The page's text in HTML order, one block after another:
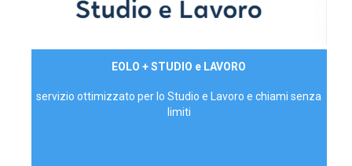
EOLO + STUDIO e LAVORO
servizio ottimizzato per lo Studio e Lavoro e chiami senza
limiti